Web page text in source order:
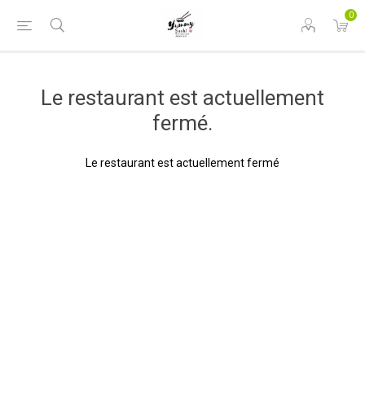
0
Le restaurant est actuellement
fermé.
Le restaurant est actuellement fermé